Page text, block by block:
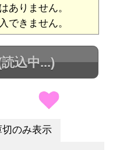
ありません。
できません。
込中...)
切のみ表示